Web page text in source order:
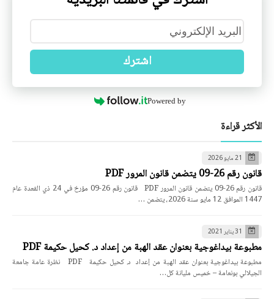
اشترك
Powered by
الأكثر قراءة
21 مايو 2026
قانون رقم 26-09 يتضمن قانون المرور PDF
قانون رقم 26-09 يتضمن قانون المرور PDF قانون رقم 26-09 مؤرخ في 24 ذي القعدة عام
1447 الموافق 12 مايو سنة 2026، يتضمن …
31 يناير 2021
مطبوعة بيداغوجية بعنوان عقد الهبة من إعداد د. كحيل حكيمة PDF
مطبوعة بيداغوجية بعنوان عقد الهبة من إعداد د. كحيل حكيمة PDF نظرة عامة جامعة
الجيلالي بونعامة – خميس مليانة كل…